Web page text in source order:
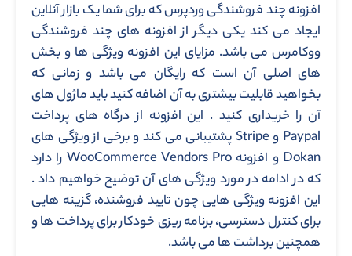
افزونه چند فروشندگی وردپرس که برای شما یک بازار آنلاین
ایجاد می کند یکی دیگر از افزونه های چند فروشندگی
ووکامرس می باشد. مزایای این افزونه ویژگی ها و بخش
های اصلی آن است که رایگان می باشد و زمانی که
بخواهید قابلیت بیشتری به آن اضافه کنید باید ماژول های
آن را خریداری کنید . این افزونه از درگاه های پرداخت
Paypal و Stripe پشتیبانی می کند و برخی از ویژگی های
Dokan و افزونه WooCommerce Vendors Pro را دارد
که در ادامه در مورد ویژگی های آن توضیح خواهیم داد .
این افزونه ویژگی هایی چون تایید فروشنده، گزینه هایی
برای کنترل دسترسی، برنامه ریزی خودکار برای پرداخت ها و
همچنین برداشت ها می باشد.